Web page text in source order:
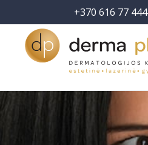
+370 616 77 444